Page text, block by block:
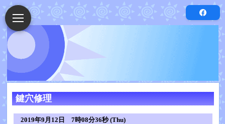
鍵穴修理
2019年9月12日 7時08分36秒 (Thu)